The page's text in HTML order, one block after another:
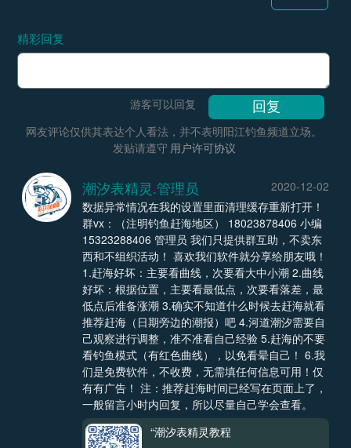
精彩回复
游客可以回复
网友评论仅供其表达个人看法，并不表明阳江钓鱼频道立场。
发贴请遵守 用户许可协议
潮汐表精灵.管理员
2020-12-02
数据异常情况在我的设置里面清理缓存重新打开！
群vx：（注明钓鱼赶海地区） 18023878406 小编
15323288406 管理员 我们只提供群互助，不卖东
西和不组织活动！ 喜欢我们软件就分享给朋友哦！
1.赶海好坏：主要看曲线，次要看大中小潮 2.曲线
好坏：根据位置，主要看最低点，次要看落差，最
低点后准备涨潮 3.确实不知道什么时候去赶海就看
推荐赶海（日期旁边的潮报）吧 4.河道潮汐需要自
己观察进行调整，准不准看自己经验 5.赶海的不要
看钓鱼模式（有红色曲线），以免看晕自己！ 6.我
们是免费软件，不收费，无需填任何信息可用！仅
有有广告！ 注：推荐赶海时间已经写在页面上了，
一般留言小时内回复，所以尽量自己学会查看。
“潮汐表精灵教程